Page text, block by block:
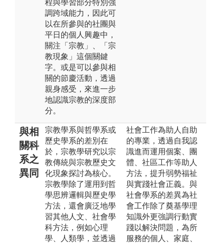
程與學習部分特別強
調跨域能力，因此可
以在所參與的社團與
平日的個人興趣中，
關注「宗教」、「宗
教現象」這個關鍵
字。或是可以參與相
關的節慶活動，透過
親身感受，來進一步
地認識宗教的深度部
分。
與相
關科
系之
異同
宗教學系與哲學系或
歷史學系的差別在
於，宗教學研究以宗
教傳統與宗教歷史文
化現象探討為核心。
宗教學除了運用到哲
學思辨邏輯與歷史學
方法，還會廣泛地學
習其他人文、社會學
科方法，例如心理
學、人類學，並透過
社會工作為助人自助
的專業，透過自我認
識進而運用個案、團
體、社區工作等助人
方法，提升弱勢福祉
與實踐社會正義。與
社會學系的差異為社
會工作除了奠基學理
知識外更強調行動實
踐以解決問題，為所
服務的個人、家庭、